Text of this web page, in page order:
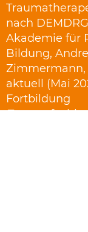
nach
Akademie für
Bildung,
Zimmermann,
aktuell (Mai
Fortbildung